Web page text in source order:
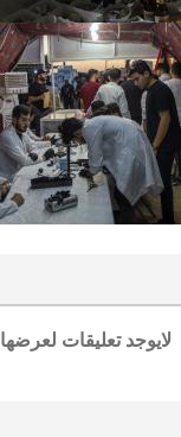
لايوجد تعليقات لعرضها